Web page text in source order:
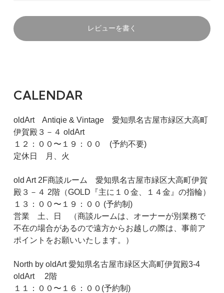
レビューを書く
CALENDAR
oldArt Antiqie & Vintage 愛知県名古屋市緑区大高町
伊賀殿３－４ oldArt
１２：００〜１９：００ (予約不要)
定休日 月、火
old Art 2F商談ルーム 愛知県名古屋市緑区大高町伊賀
殿３－４ 2階（GOLD『主に１０金、１４金』の指輪）
１３：００〜１９：００ (予約制)
営業 土、日 （商談ルームは、オーナーが別業務で
不在の場合があるので遠方からお越しの際は、事前ア
ポイントをお願いいたします。）
North by oldArt 愛知県名古屋市緑区大高町伊賀殿3-4
oldArt 2階
１１：００〜１６：００(予約制)